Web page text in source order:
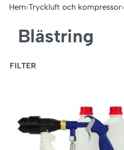
Hem›Tryckluft och kompressor›
Blästring
FILTER